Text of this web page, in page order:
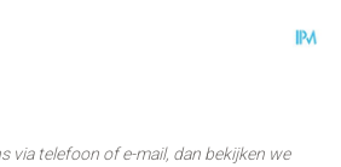
via telefoon of e-mail, dan bekijken we